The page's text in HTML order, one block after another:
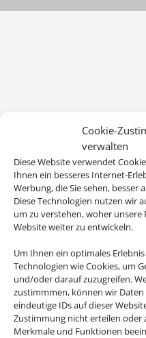
Cookie-
verwalten
Diese Website verwendet
Ihnen ein besseres Internet-
Werbung, die Sie sehen, besser
Diese Technologien nutzen wir
um zu verstehen, woher
Website weiter zu entwickeln.
Um Ihnen ein optimales
Technologien wie Cookies, um
und/oder darauf zuzugreifen.
zustimmmen, können wir
eindeutige IDs auf dieser
Zustimmung nicht erteilen
Merkmale und Funktionen